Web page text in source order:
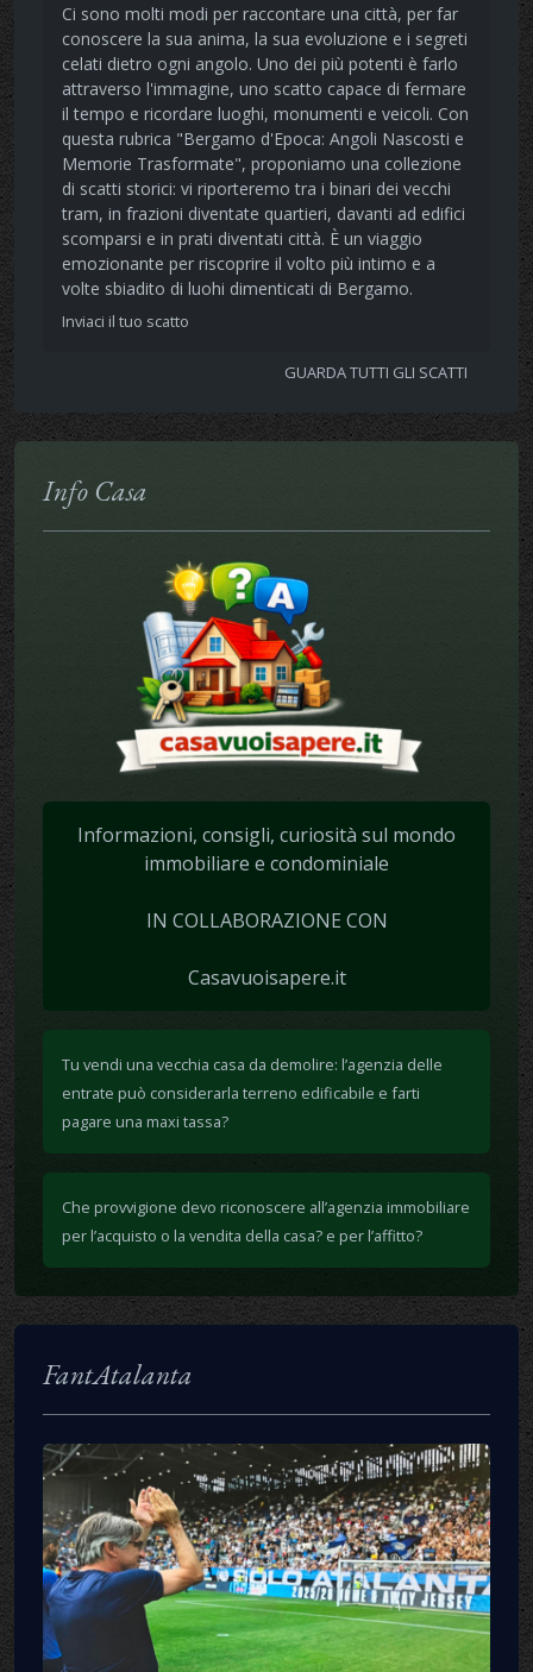
Ci sono molti modi per raccontare una città, per far
conoscere la sua anima, la sua evoluzione e i segreti
celati dietro ogni angolo. Uno dei più potenti è farlo
attraverso l'immagine, uno scatto capace di fermare
il tempo e ricordare luoghi, monumenti e veicoli. Con
questa rubrica "Bergamo d'Epoca: Angoli Nascosti e
Memorie Trasformate", proponiamo una collezione
di scatti storici: vi riporteremo tra i binari dei vecchi
tram, in frazioni diventate quartieri, davanti ad edifici
scomparsi e in prati diventati città. È un viaggio
emozionante per riscoprire il volto più intimo e a
volte sbiadito di luohi dimenticati di Bergamo.
Inviaci il tuo scatto
GUARDA TUTTI GLI SCATTI
Info Casa
Informazioni, consigli, curiosità sul mondo
immobiliare e condominiale
IN COLLABORAZIONE CON
Casavuoisapere.it
Tu vendi una vecchia casa da demolire: l’agenzia delle
entrate può considerarla terreno edificabile e farti
pagare una maxi tassa?
Che provvigione devo riconoscere all’agenzia immobiliare
per l’acquisto o la vendita della casa? e per l’affitto?
FantAtalanta